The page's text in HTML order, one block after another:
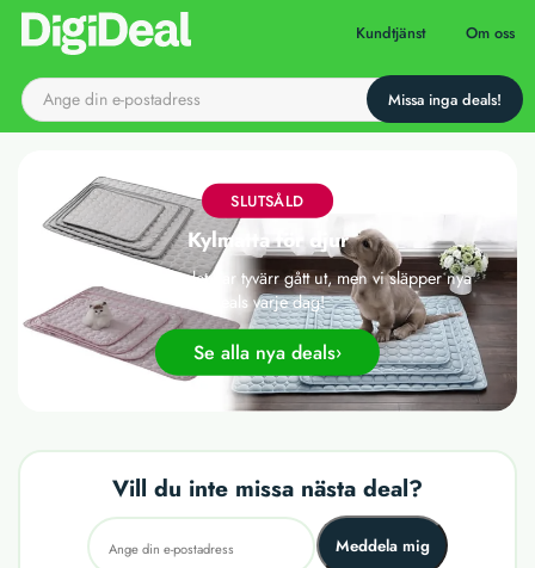
Till startsidan Kundtjänst Om oss
SLUTSÅLD
Kylmatta för djur
Det här erbjudandet har tyvärr gått ut, men vi släpper nya
deals varje dag!
Se alla nya deals
Vill du inte missa nästa deal?
Meddela mig